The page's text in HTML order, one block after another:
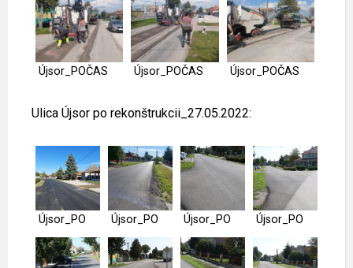
Újsor_POČAS Újsor_POČAS Újsor_POČAS
Ulica Újsor po rekonštrukcii_27.05.2022:
Újsor_PO Újsor_PO Újsor_PO Újsor_PO